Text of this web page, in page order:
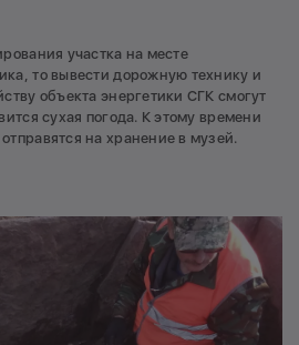
участка на месте
то вывести дорожную технику и
объекта энергетики СГК смогут
сухая погода. К этому времени
на хранение в музей.